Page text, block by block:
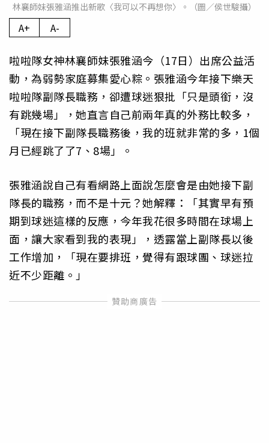
林襄師妹張雅涵推出新歌〈我可以不再想你〉。（圖／侯世駿攝）
A+ A-
啦啦隊女神林襄師妹張雅涵今（17日）出席公益活
動，為弱勢家庭募集愛心粽。張雅涵今年接下樂天
啦啦隊副隊長職務，卻遭球迷狠批「只是頭銜，沒
有跳幾場」，她直言自己前兩年真的外務比較多，
「現在接下副隊長職務後，我的班就非常的多，1個
月已經跳了了7、8場」。
張雅涵說自己有看網路上面說怎麼會是由她接下副
隊長的職務，而不是十元？她解釋：「其實早有預
期到球迷這樣的反應，今年我花很多時間在球場上
面，讓大家看到我的表現」，透露當上副隊長以後
工作增加，「現在要排班，覺得有跟球團、球迷拉
近不少距離。」